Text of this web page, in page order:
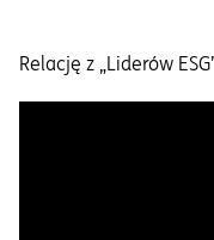
Relację z „Liderów